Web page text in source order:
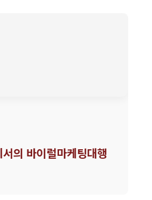
의 바이럴마케팅대행